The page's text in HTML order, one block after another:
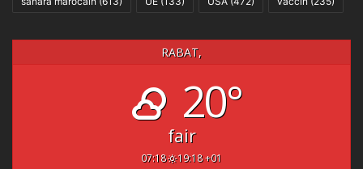
RABAT,
20°
fair
07:18 19:18 +01